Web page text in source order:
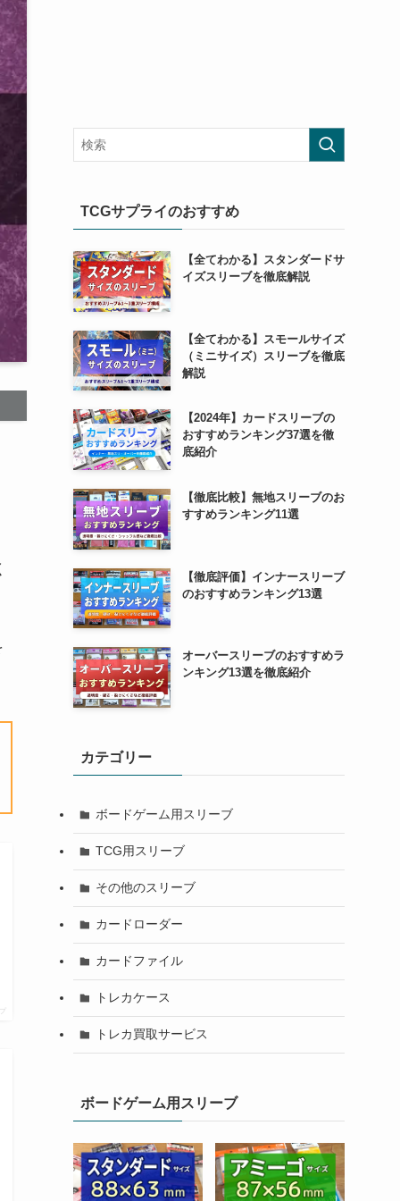
TCGサプライのおすすめ
【全てわかる】スタンダードサ
イズスリーブを徹底解説
【全てわかる】スモールサイズ
（ミニサイズ）スリーブを徹底
解説
【2024年】カードスリーブの
おすすめランキング37選を徹
底紹介
【徹底比較】無地スリーブのお
すすめランキング11選
【徹底評価】インナースリーブ
のおすすめランキング13選
オーバースリーブのおすすめラ
ンキング13選を徹底紹介
カテゴリー
ボードゲーム用スリーブ
TCG用スリーブ
その他のスリーブ
カードローダー
カードファイル
トレカケース
トレカ買取サービス
ボードゲーム用スリーブ